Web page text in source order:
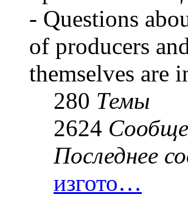
- Questions
of producers
themselves are
280 Темы
2624
Последнее
изгото…